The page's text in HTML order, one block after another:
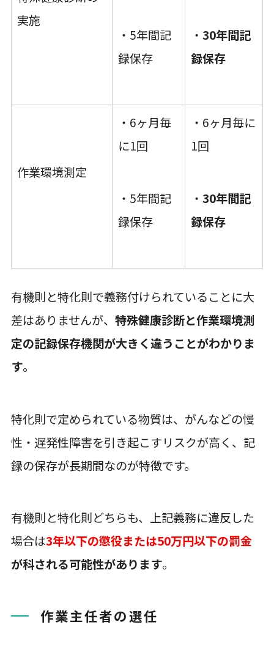
実施
・5年間記
録保存
・30年間記
録保存
作業環境測定
・6ヶ月毎
に1回
・5年間記
録保存
・6ヶ月毎に
1回
・30年間記
録保存
有機則と特化則で義務付けられていることに大
差はありませんが、 特殊健康診断と作業環境測
定の記録保存機関が大きく違うことがわかりま
す。
特化則で定められている物質は、がんなどの慢
性・遅発性障害を引き起こすリスクが高く、記
録の保存が長期間なのが特徴です。
有機則と特化則どちらも、上記義務に違反した
場合は3年以下の懲役または50万円以下の罰金
が科される可能性があります。
作業主任者の選任